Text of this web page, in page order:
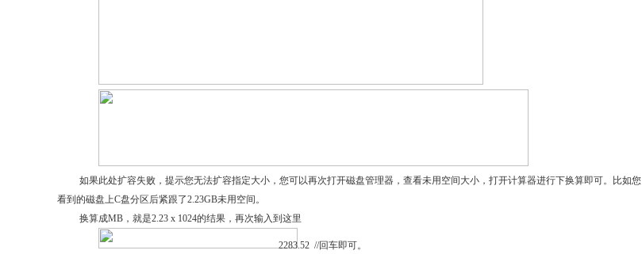
如果此处扩容失败，提示您无法扩容指定大小，您可以再次打开磁盘管理器，查看未用空间大小，打开计算器进行下换算即可。比如您
看到的磁盘上C盘分区后紧跟了2.23GB未用空间。
换算成MB，就是2.23 x 1024的结果，再次输入到这里
2283.52 //回车即可。